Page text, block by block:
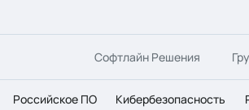
Софтлайн Решения
Российское ПО Кибербезопасность